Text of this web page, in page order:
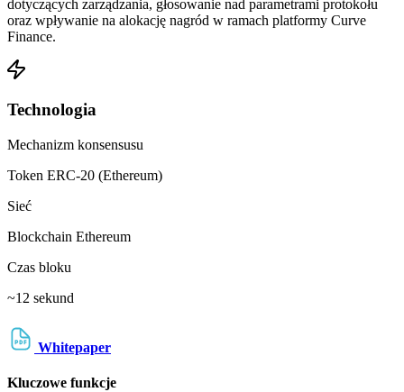
dotyczących zarządzania, głosowanie nad parametrami protokołu
oraz wpływanie na alokację nagród w ramach platformy Curve
Finance.
Technologia
Mechanizm konsensusu
Token ERC-20 (Ethereum)
Sieć
Blockchain Ethereum
Czas bloku
~12 sekund
Whitepaper
Kluczowe funkcje